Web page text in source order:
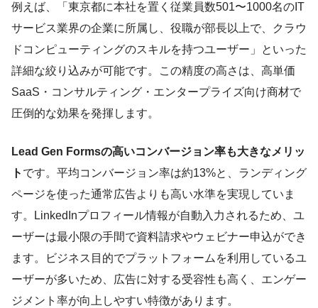
例えば、「東京都に本社を置く従業員数501〜1000名のIT
サービス業界の企業に所属し、役職が部長以上で、クラウ
ドコンピューティングのスキルを持つユーザー」といった
詳細な絞り込みが可能です。この精度の高さは、高単価
SaaS・コンサルティング・エンタープライズ向け商材で
圧倒的な効果を発揮します。
Lead Gen Formsの高いコンバージョン率も大きなメリッ
ト です。平均コンバージョン率は約13%と、ランディング
ページを使った通常広告よりも高い水準を実現していま
す。LinkedInプロフィール情報が自動入力されるため、ユ
ーザーは最小限の手間で資料請求やウェビナー申込ができ
ます。ビジネス目的でプラットフォームを利用しているユ
ーザーが多いため、広告に対する受容性も高く、エンゲー
ジメント率が向上しやすい特徴があります。